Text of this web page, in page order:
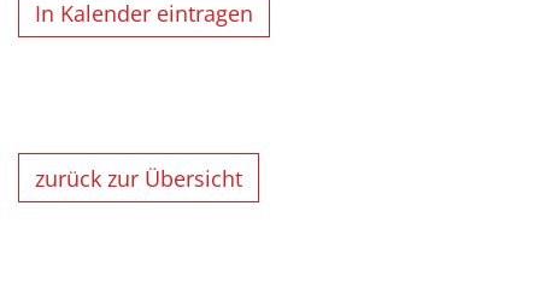
In Kalender eintragen
zurück zur Übersicht